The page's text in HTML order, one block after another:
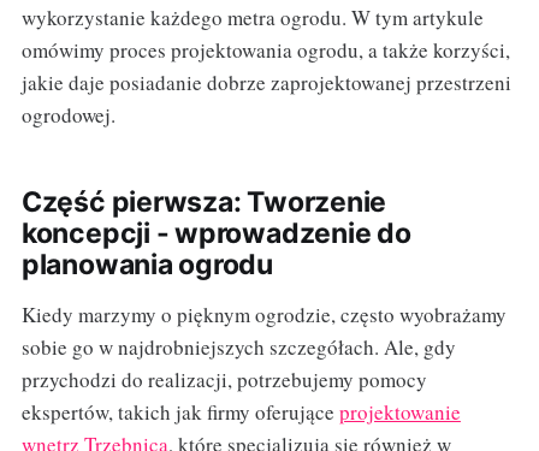
wykorzystanie każdego metra ogrodu. W tym artykule
omówimy proces projektowania ogrodu, a także korzyści,
jakie daje posiadanie dobrze zaprojektowanej przestrzeni
ogrodowej.
Część pierwsza: Tworzenie
koncepcji - wprowadzenie do
planowania ogrodu
Kiedy marzymy o pięknym ogrodzie, często wyobrażamy
sobie go w najdrobniejszych szczegółach. Ale, gdy
przychodzi do realizacji, potrzebujemy pomocy
ekspertów, takich jak firmy oferujące projektowanie
wnętrz Trzebnica, które specjalizują się również w